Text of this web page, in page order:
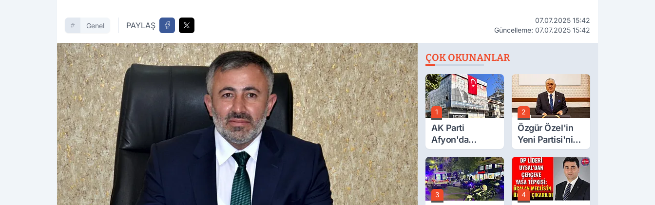
Genel PAYLAŞ
07.07.2025 15:42
Güncelleme: 07.07.2025 15:42
ÇOK OKUNANLAR
1
AK Parti
Afyon'da
Turgay Şahin'in
Ardından Bir
Şok Daha!
2
Özgür Özel'in
Yeni Partisi'nin
Afyon Başkanı
Belli Oldu
3 4